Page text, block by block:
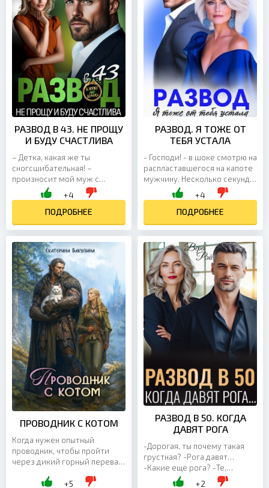
РАЗВОД В 43. НЕ ПРОЩУ
И БУДУ СЧАСТЛИВА
– Детка, какая же ты
сногсшибательная! –
произносит мой муж с
возбужденным
придыханием. – Хочу тебя
прямо сейчас. От этих слов
по коже привычно...
+4
ПОДРОБНЕЕ
РАЗВОД. Я ТОЖЕ ОТ
ТЕБЯ УСТАЛА
- Господи! - в шоке смотрю на
распластавшегося на капоте
мужчину. Несколько секунд
он лежит, а потом начинает
сползать. Выскакиваю из
машины,...
+4
ПОДРОБНЕЕ
ПРОВОДНИК С КОТОМ
Когда нужен опытный
проводник, чтобы пройти
через дикий горный перевал
рассчитываешь встретить
+5
РАЗВОД В 50. КОГДА
ДАВЯТ РОГА
-Дорогая, ты почему такая
грустная? -Рога давят…
-Какие еще рога? -Те,
которые ты мне наставил,
+2